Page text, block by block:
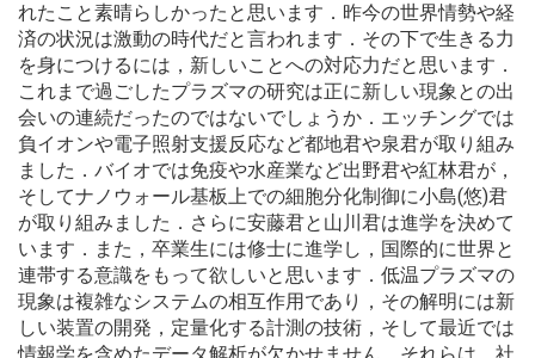
れたこと素晴らしかったと思います．昨今の世界情勢や経
済の状況は激動の時代だと言われます．その下で生きる力
を身につけるには，新しいことへの対応力だと思います．
これまで過ごしたプラズマの研究は正に新しい現象との出
会いの連続だったのではないでしょうか．エッチングでは
負イオンや電子照射支援反応など都地君や泉君が取り組み
ました．バイオでは免疫や水産業など出野君や紅林君が，
そしてナノウォール基板上での細胞分化制御に小島(悠)君
が取り組みました．さらに安藤君と山川君は進学を決めて
います．また，卒業生には修士に進学し，国際的に世界と
連帯する意識をもって欲しいと思います．低温プラズマの
現象は複雑なシステムの相互作用であり，その解明には新
しい装置の開発，定量化する計測の技術，そして最近では